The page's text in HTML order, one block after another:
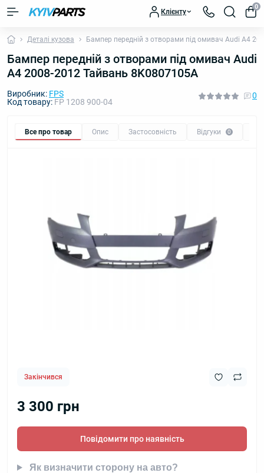
Клієнту
0
Деталі кузова Бампер передній з отворами під омивач Audi A4
Бампер передній з отворами під омивач Audi
A4 2008-2012 Тайвань 8K0807105A
Виробник: FPS
Код товару: FP 1208 900-04
0
Все про товар Опис Застосовність Відгуки 0
Закінчився
3 300 грн
Повідомити про наявність
Як визначити сторону на авто?